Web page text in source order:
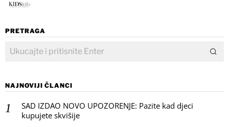
PRETRAGA
NAJNOVIJI ČLANCI
SAD IZDAO NOVO UPOZORENJE: Pazite kad djeci
kupujete skvišije